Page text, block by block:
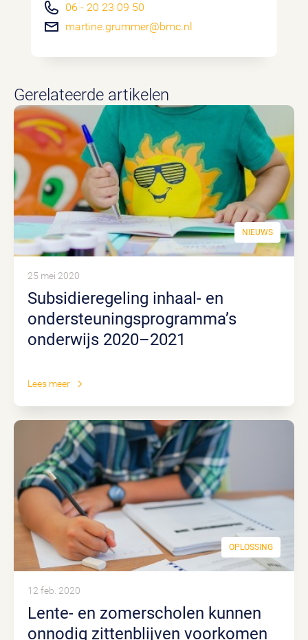
06 - 20 23 09 50
martine.grummer@bmc.nl
Gerelateerde artikelen
NIEUWS
Subsidieregeling inhaal- en
ondersteuningsprogramma’s
onderwijs 2020–2021
25 mei 2020
Lees meer
OPLOSSING
Lente- en zomerscholen kunnen
onnodig zittenblijven voorkomen
12 feb. 2020